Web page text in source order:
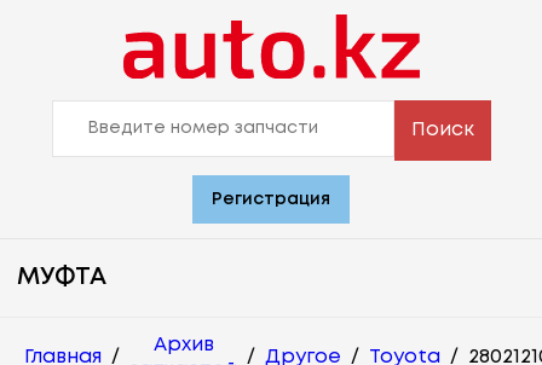
Поиск
Регистрация
МУФТА
Главная /
Архив
/ Другое / Toyota /